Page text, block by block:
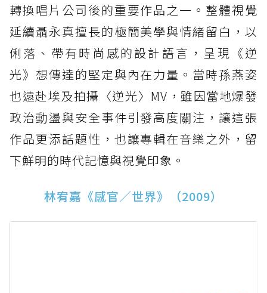
轉換唱片公司後的重要作品之一。整體視覺
延續聶永真擅長的極簡美學與情緒留白，以
俐落、帶有時尚感的設計語言，呈現《逆
光》想傳達的堅定與內在力量。當時孫燕姿
也遠赴埃及拍攝〈逆光〉MV，雖因當地爆發
政治動盪與安全事件引發高度關注，讓這張
作品更添話題性，也讓專輯在音樂之外，留
下鮮明的時代記憶與視覺印象。
林宥嘉《感官／世界》（2009）